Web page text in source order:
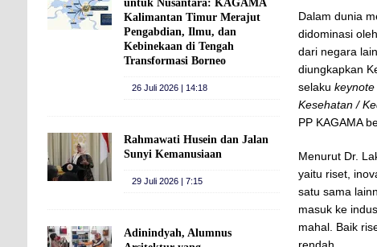
Dalam dunia
didominasi
dari negara
diungkapkan
selaku
Kesehatan /
PP KAGAMA
Menurut Dr.
yaitu riset,
satu sama
masuk ke
mahal. Baik
untuk Nusantara: KAGAMA
Kalimantan Timur Merajut
Pengabdian, Ilmu, dan
Kebinekaan di Tengah
Transformasi Borneo
26 Juli 2026 | 14:18
Rahmawati Husein dan Jalan
Sunyi Kemanusiaan
29 Juli 2026 | 7:15
Adinindyah, Alumnus